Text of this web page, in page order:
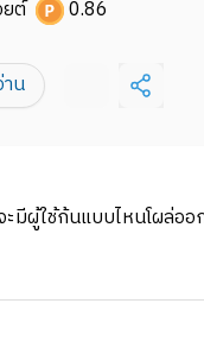
ต์ 0.86
น
มีผู้ใช้ก้นแบบไหนโผล่อ